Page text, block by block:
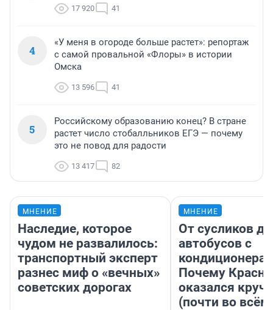
17 920 41
4
«У меня в огороде больше растет»: репортаж
с самой провальной «Флоры» в истории
Омска
13 596 41
5
Российскому образованию конец? В стране
растет число стобалльников ЕГЭ — почему
это не повод для радости
13 417 82
МНЕНИЕ
Наследие, которое
чудом не развалилось:
транспортный эксперт
разнес миф о «вечных»
советских дорогах
МНЕНИЕ
От сусликов до
автобусов с
Почему
оказался
(почти во